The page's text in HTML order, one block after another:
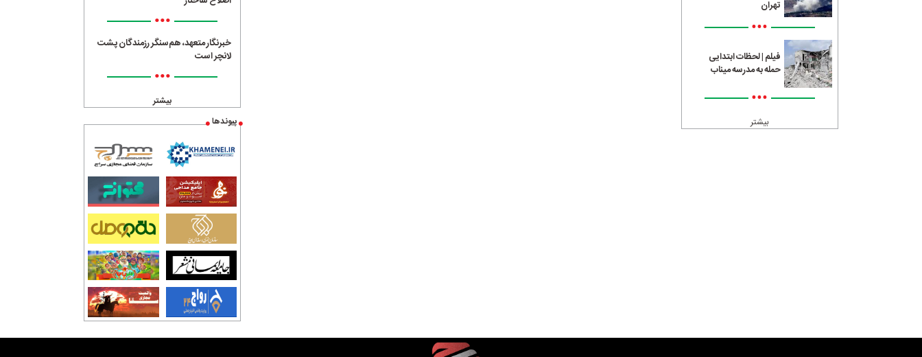
تهران
•••
فیلم | لحظات ابتدایی
حمله به مدرسه میناب
•••
بیشتر
•••
خبرنگار متعهد، هم‌سنگر رزمندگان پشت
لانچر است
•••
بیشتر
پیوندها